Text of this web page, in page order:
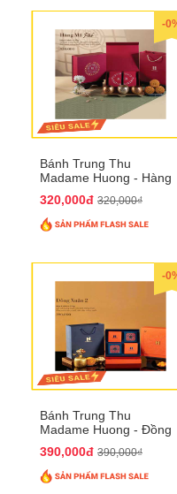
-
Bánh Trung Thu
Madame Huong - Hàng
320,000đ 320,000₫
-
Bánh Trung Thu
Madame Huong - Đồng
390,000đ 390,000₫